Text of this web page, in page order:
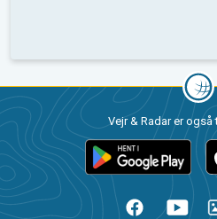
Vejr & Radar er